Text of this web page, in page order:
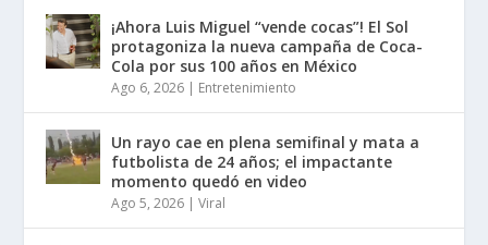
¡Ahora Luis Miguel “vende cocas”! El Sol
protagoniza la nueva campaña de Coca-
Cola por sus 100 años en México
Ago 6, 2026 | Entretenimiento
Un rayo cae en plena semifinal y mata a
futbolista de 24 años; el impactante
momento quedó en video
Ago 5, 2026 |Viral